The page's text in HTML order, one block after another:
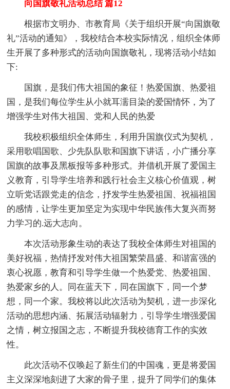
向国旗敬礼活动总结 篇12
根据市文明办、市教育局《关于组织开展“向国旗敬
礼”活动的通知》，我校结合本校实际情况，组织全体师
生开展了多种形式的活动向国旗敬礼，现将活动小结如
下:
国旗，是我们伟大祖国的象征！热爱国旗、热爱祖
国，是我们每位学生从小就耳濡目染的爱国情怀，为了
增强学生对伟大祖国、党和人民的热爱
我校积极组织全体师生，利用升国旗仪式为契机，
采用歌唱国歌、少先队队歌和国旗下讲话，小广播分享
国旗的故事及黑板报等多种形式。并借机开展了爱国主
义教育，引导学生培养和践行社会主义核心价值观，树
立听党话跟党走的信念，抒发学生热爱祖国、祝福祖国
的感情，让学生更加坚定为实现中华民族伟大复兴而努
力学习的.远大志向。
本次活动形象生动的表达了我校全体师生对祖国的
美好祝福，热情抒发对伟大祖国繁荣昌盛、和谐富强的
衷心祝愿，教育和引导学生做一个热爱党、热爱祖国、
热爱家乡的人。同在蓝天下，同在国旗下，同一个梦
想，同一个家。我校将以此次活动为契机，进一步深化
活动的思想内涵、拓展活动辐射力，引导学生增强爱国
之情，树立报国之志，不断提升我校德育工作的实效
性。
此次活动不仅唤起了新生们的中国魂，更是将爱国
主义深深地刻进了大家的骨子里，提升了同学们的集体